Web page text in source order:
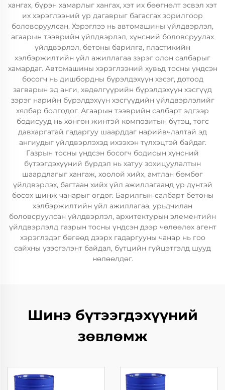
хангах, бүрэн хамарлыг хангах, хэт их бөөгнөлт эсвэл хэт
их хэрэглээний үр дагаврыг багасгах зорилгоор
боловсруулсан. Хэрэглээ нь автомашины үйлдвэрлэл,
агаарын тээврийн үйлдвэрлэл, хүнсний боловсруулах
үйлдвэрлэл, бетоны барилга, пластикийн
хэлбэржилтийн үйл ажиллагаа зэрэг олон салбарыг
хамардаг. Автомашины хэрэглээний хувьд тосны үндсэн
босогч нь дишбордны бүрэлдэхүүн хэсэг, дотоод
загварын эд анги, хөдөлгүүрийн бүрэлдэхүүн хэсгүүд
зэрэг нарийн бүрэлдэхүүн хэсгүүдийн үйлдвэрлэлийг
хялбар болгодог. Агаарын тээврийн салбарт эдгээр
бодисууд нь хөнгөн жинтэй композитын бүтэц, төгс
давхаргатай гадаргуу шаарддаг нарийвчлалтай эд
ангиудыг үйлдвэрлэхэд ихээхэн түлхэцтэй байдаг.
Газрын тосны үндсэн босогч бодисын хүнсний
бүтээгдэхүүний бүрдэл нь хатуу зохицуулалтын
шаардлагыг хангаж, хоолой хийх, амтлан бөмбөг
үйлдвэрлэх, багтаан хийх үйл ажиллагаанд үр дүнтэй
босох шинж чанарыг өгдөг. Барилгын салбарт бетоны
хэлбэржилтийн үйл ажиллагаа, урьдчилан
боловсруулсан үйлдвэрлэл, архитектурын элементийн
үйлдвэрлэлд газрын тосны үндсэн дээр чөлөөлөх агент
хэрэглэдэг бөгөөд дээрх гадаргууны чанар нь гоо
сайхны үзэсгэлэнт байдал, бүтцийн гүйцэтгэлд шууд
нөлөөлдөг.
Шинэ бүтээгдэхүүний
зөвлөмж